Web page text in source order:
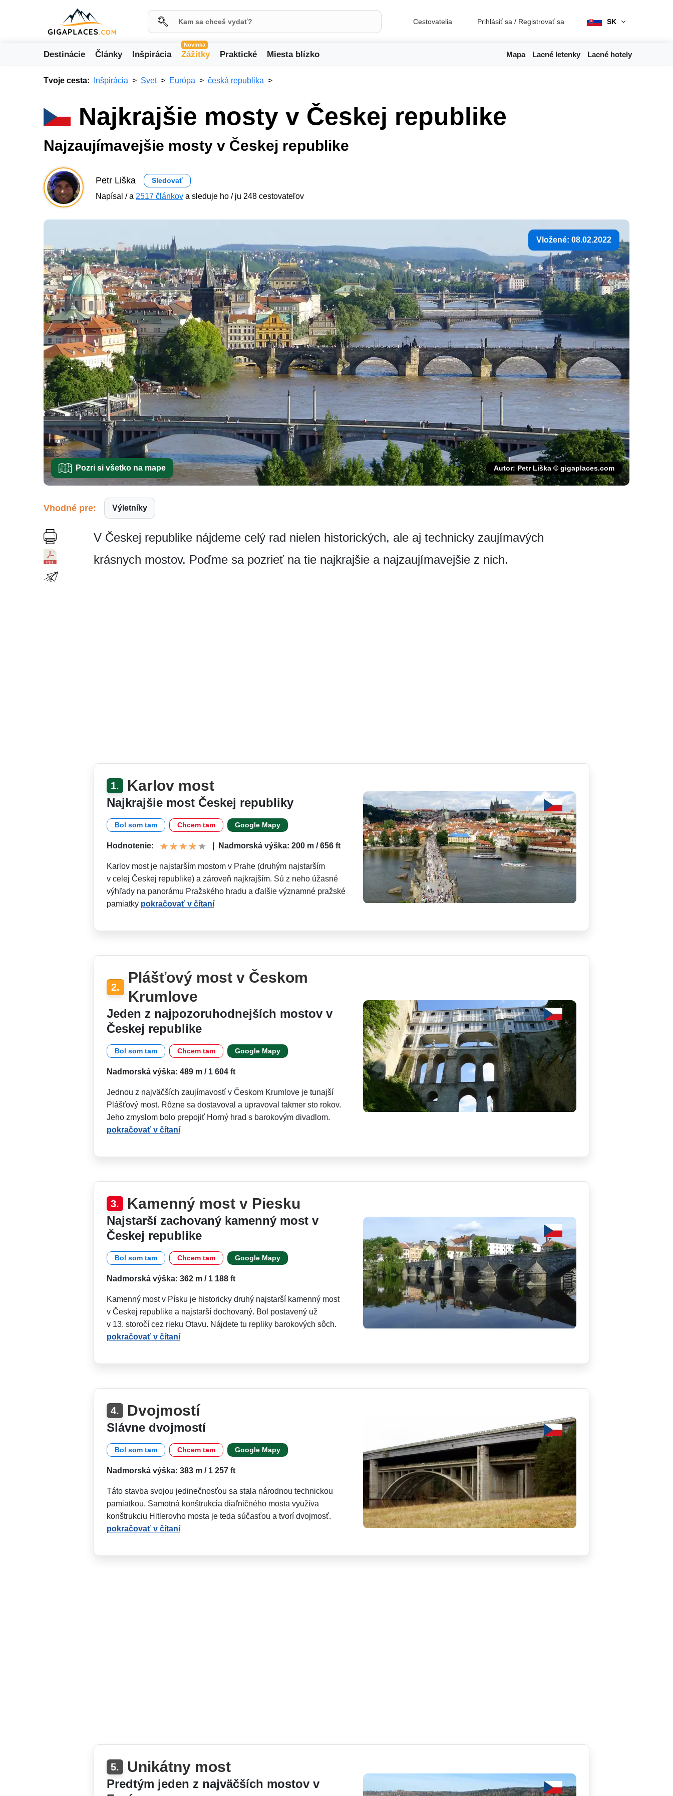
Cestovatelia Prihlásiť sa / Registrovať sa SK
Destinácie Články Inšpirácia
Novinka
Zážitky Praktické Miesta blízko Mapa Lacné letenky Lacné hotely
Tvoje cesta: Inšpirácia Svet Európa česká republika
Najkrajšie mosty v Českej republike
Najzaujímavejšie mosty v Českej republike
Petr Liška Sledovať
Napísal / a 2517 článkov a sleduje ho / ju 248 cestovateľov
Vložené: 08.02.2022
Pozri si všetko na mape Autor: Petr Liška © gigaplaces.com
Vhodné pre: Výletníky
V Českej republike nájdeme celý rad nielen historických, ale aj technicky zaujímavých
krásnych mostov. Poďme sa pozrieť na tie najkrajšie a najzaujímavejšie z nich.
1. Karlov most
Najkrajšie most Českej republiky
Bol som tam Chcem tam Google Mapy
Hodnotenie: Nadmorská výška: 200 m / 656 ft
Karlov most je najstarším mostom v Prahe (druhým najstarším
v celej Českej republike) a zároveň najkrajším. Sú z neho úžasné
výhľady na panorámu Pražského hradu a ďalšie významné pražské
pamiatky pokračovať v čítaní
2.
Plášťový most v Českom
Krumlove
Jeden z najpozoruhodnejších mostov v
Českej republike
Bol som tam Chcem tam Google Mapy
Nadmorská výška: 489 m / 1 604 ft
Jednou z najväčších zaujímavostí v Českom Krumlove je tunajší
Plášťový most. Rôzne sa dostavoval a upravoval takmer sto rokov.
Jeho zmyslom bolo prepojiť Horný hrad s barokovým divadlom.
pokračovať v čítaní
3. Kamenný most v Piesku
Najstarší zachovaný kamenný most v
Českej republike
Bol som tam Chcem tam Google Mapy
Nadmorská výška: 362 m / 1 188 ft
Kamenný most v Písku je historicky druhý najstarší kamenný most
v Českej republike a najstarší dochovaný. Bol postavený už
v 13. storočí cez rieku Otavu. Nájdete tu repliky barokových sôch.
pokračovať v čítaní
4. Dvojmostí
Slávne dvojmostí
Bol som tam Chcem tam Google Mapy
Nadmorská výška: 383 m / 1 257 ft
Táto stavba svojou jedinečnosťou sa stala národnou technickou
pamiatkou. Samotná konštrukcia diaľničného mosta využíva
konštrukciu Hitlerovho mosta je teda súčasťou a tvorí dvojmosť.
pokračovať v čítaní
5. Unikátny most
Predtým jeden z najväčších mostov v